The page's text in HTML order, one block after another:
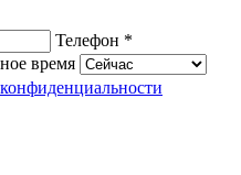
Телефон *
время